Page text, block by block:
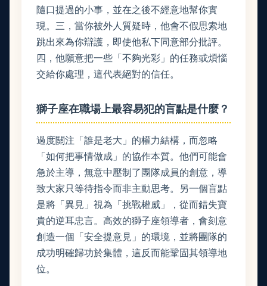
隨口提過的小事，並在之後不經意地幫你實
現。三，當你被外人質疑時，他會不假思索地
跳出來為你辯護，即使他私下同意部分批評。
四，他願意把一些「不夠光彩」的任務或煩惱
交給你處理，這代表絕對的信任。
獅子座在職場上最容易犯的盲點是什麼？
過度關注「誰是老大」的權力結構，而忽略
「如何把事情做成」的協作本質。他們可能會
急於主導，無意中壓制了團隊成員的創意，導
致大家只等待指令而非主動思考。另一個盲點
是將「異見」視為「挑戰權威」，從而錯失寶
貴的逆耳忠言。高效的獅子座領導者，會刻意
創造一個「安全提意見」的環境，並將團隊的
成功明確歸功於集體，這反而能鞏固其領導地
位。